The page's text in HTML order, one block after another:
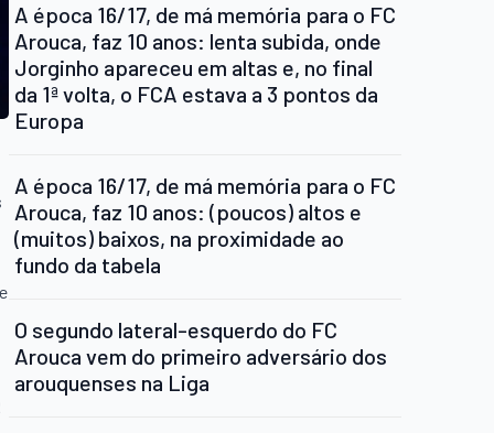
A época 16/17, de má memória para o FC
Arouca, faz 10 anos: lenta subida, onde
Jorginho apareceu em altas e, no final
da 1ª volta, o FCA estava a 3 pontos da
Europa
A época 16/17, de má memória para o FC
Arouca, faz 10 anos: (poucos) altos e
(muitos) baixos, na proximidade ao
fundo da tabela
O segundo lateral-esquerdo do FC
Arouca vem do primeiro adversário dos
arouquenses na Liga